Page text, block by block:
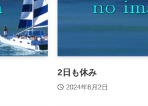
2日も休み
2024年8月2日